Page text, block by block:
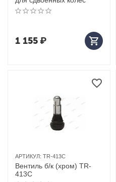
1 155₽
АРТИКУЛ: TR-413C
Вентиль б/к (хром) TR-
413C